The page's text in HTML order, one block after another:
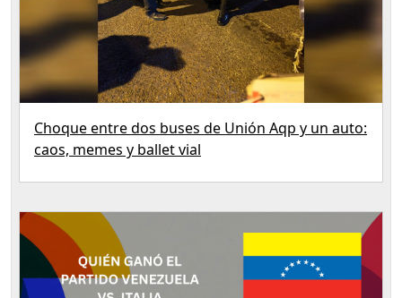
Choque entre dos buses de Unión Aqp y un auto:
caos, memes y ballet vial